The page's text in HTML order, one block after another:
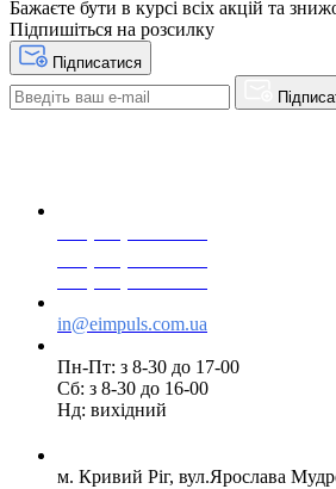
Бажаєте бути в курсі всіх акцій та
Підпишіться на розсилку
Підписатися
in@eimpuls.com.ua
Пн-Пт: з 8-30 до 17-00
Сб: з 8-30 до 16-00
Нд: вихідний
м. Кривий Ріг, вул.Ярослава